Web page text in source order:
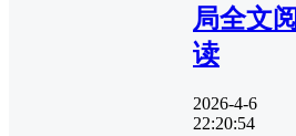
局全文阅
读
2026-4-6
22:20:54